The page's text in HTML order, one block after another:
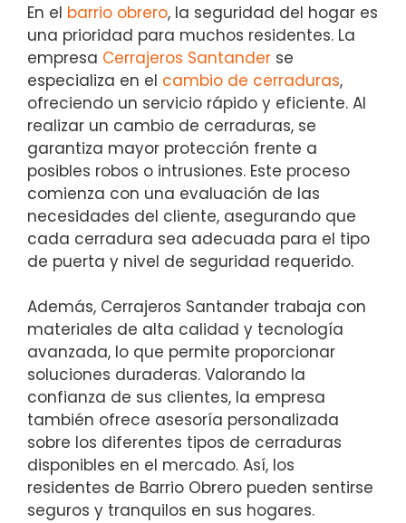
En el barrio obrero, la seguridad del hogar es
una prioridad para muchos residentes. La
empresa Cerrajeros Santander se
especializa en el cambio de cerraduras,
ofreciendo un servicio rápido y eficiente. Al
realizar un cambio de cerraduras, se
garantiza mayor protección frente a
posibles robos o intrusiones. Este proceso
comienza con una evaluación de las
necesidades del cliente, asegurando que
cada cerradura sea adecuada para el tipo
de puerta y nivel de seguridad requerido.
Además, Cerrajeros Santander trabaja con
materiales de alta calidad y tecnología
avanzada, lo que permite proporcionar
soluciones duraderas. Valorando la
confianza de sus clientes, la empresa
también ofrece asesoría personalizada
sobre los diferentes tipos de cerraduras
disponibles en el mercado. Así, los
residentes de Barrio Obrero pueden sentirse
seguros y tranquilos en sus hogares.